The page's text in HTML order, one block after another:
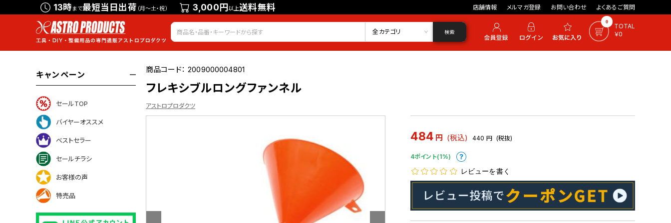
13時まで最短当日出荷 （月～土・祝） 3,000円以上送料無料 店舗情報 メルマガ登録 お問い合わせ よくあるご質問
会員登録 ログイン お気に入り 0
TOTAL
￥0
全カテゴリ 検索
キャンペーン
セールTOP
バイヤーオススメ
ベストセラー
セールチラシ
お客様の声
特売品
商品コード：2009000004801
フレキシブルロングファンネル
アストロプロダクツ
484 円 (税込) 440 円 (税抜)
4ポイント(1%)
レビューを書く